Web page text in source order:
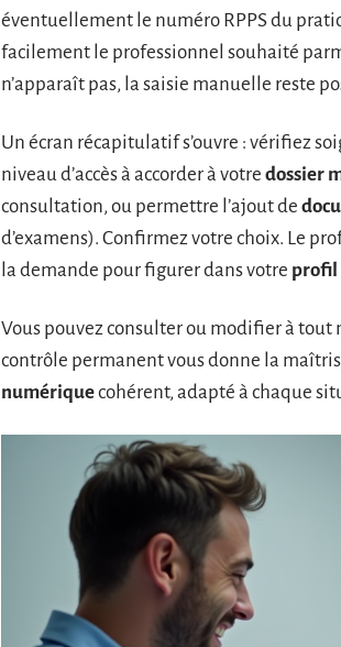
éventuellement le numéro RPPS du
facilement le professionnel souhaité
n’apparaît pas, la saisie manuelle reste
Un écran récapitulatif s’ouvre : vérifiez
niveau d’accès à accorder à votre dossier
consultation, ou permettre l’ajout de
d’examens). Confirmez votre choix. Le
la demande pour figurer dans votre profil
Vous pouvez consulter ou modifier à
contrôle permanent vous donne la
numériquecohérent, adapté à chaque